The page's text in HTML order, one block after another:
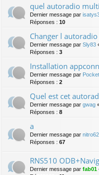
quel autoradio
Dernier message par
Réponses : 10
Changer l
Dernier message par Sly83
Réponses : 3
Installation
Dernier message par Pocket
Réponses : 2
Quel est cet
Dernier message par gwag
Réponses : 8
a
Dernier message par
Réponses : 67
RNS510
Dernier message par fab01